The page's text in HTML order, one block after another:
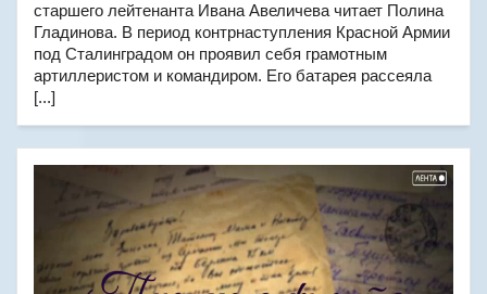
старшего лейтенанта Ивана Авеличева читает Полина
Гладинова. В период контрнаступления Красной Армии
под Сталинградом он проявил себя грамотным
артиллеристом и командиром. Его батарея рассеяла
[...]